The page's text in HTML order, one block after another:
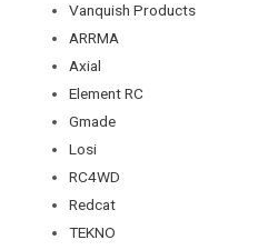
Vanquish Products
ARRMA
Axial
Element RC
Gmade
Losi
RC4WD
Redcat
TEKNO